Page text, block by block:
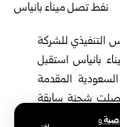
و
التنفيذي للشركة
بانياس استقبل
المقدمة
وصلت شحنة سابقة